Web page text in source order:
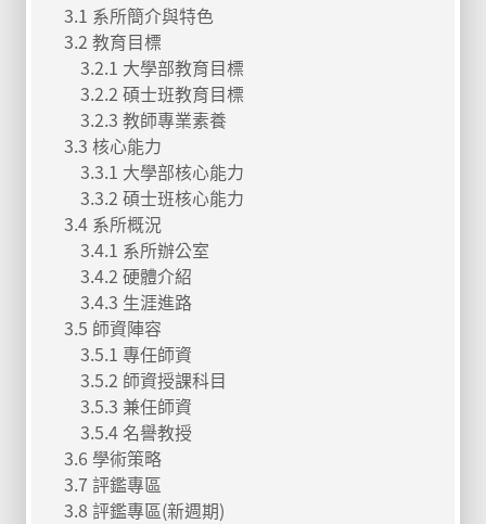
3.1 系所簡介與特色
3.2 教育目標
3.2.1 大學部教育目標
3.2.2 碩士班教育目標
3.2.3 教師專業素養
3.3 核心能力
3.3.1 大學部核心能力
3.3.2 碩士班核心能力
3.4 系所概況
3.4.1 系所辦公室
3.4.2 硬體介紹
3.4.3 生涯進路
3.5 師資陣容
3.5.1 專任師資
3.5.2 師資授課科目
3.5.3 兼任師資
3.5.4 名譽教授
3.6 學術策略
3.7 評鑑專區
3.8 評鑑專區(新週期)